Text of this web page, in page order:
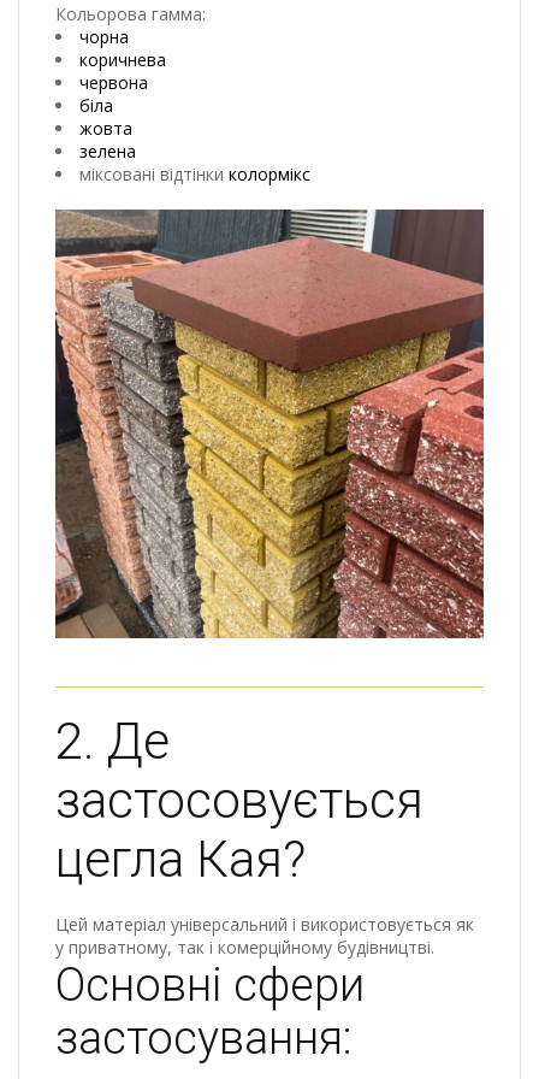
Кольорова гамма:
чорна
коричнева
червона
біла
жовта
зелена
міксовані відтінки колормікс
2. Де
застосовується
цегла Кая?
Цей матеріал універсальний і використовується як
у приватному, так і комерційному будівництві.
Основні сфери
застосування: